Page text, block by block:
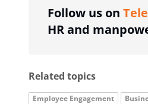
Follow us on
HR and
Related topics
Employee Engagement